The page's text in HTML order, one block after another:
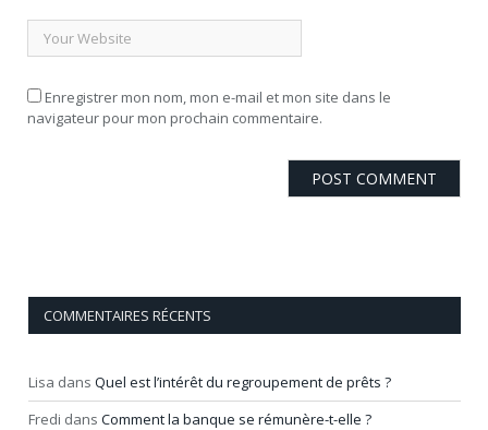
Enregistrer mon nom, mon e-mail et mon site dans le
navigateur pour mon prochain commentaire.
COMMENTAIRES RÉCENTS
Lisa dans Quel est l’intérêt du regroupement de prêts ?
Fredi dans Comment la banque se rémunère-t-elle ?